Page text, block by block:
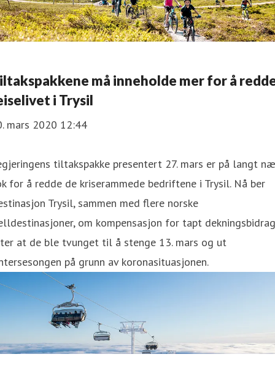
må inneholde mer for å
i Trysil
mars 2020 12:44
tiltakspakke presentert 27. mars er på langt
for å redde de kriserammede bedriftene i Trysil. Nå ber
Trysil, sammen med flere norske
om kompensasjon for tapt dekningsbidrag
at de ble tvunget til å stenge 13. mars og ut
på grunn av koronasituasjonen.